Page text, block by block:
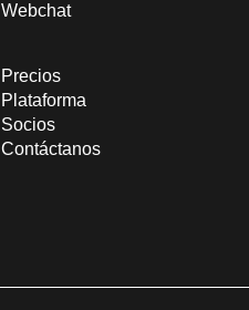
Webchat
Precios
Plataforma
Socios
Contáctanos